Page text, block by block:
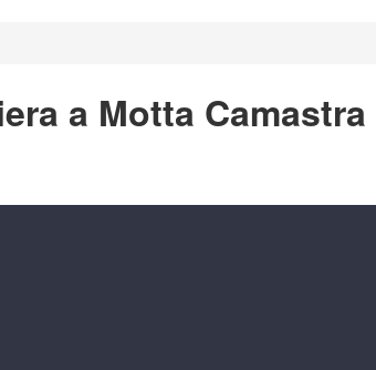
a Motta Camastra